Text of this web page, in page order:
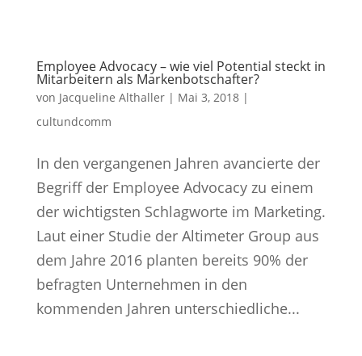
Employee Advocacy – wie viel Potential steckt in
Mitarbeitern als Markenbotschafter?
von Jacqueline Althaller| Mai 3, 2018|
cultundcomm
In den vergangenen Jahren avancierte der
Begriff der Employee Advocacy zu einem
der wichtigsten Schlagworte im Marketing.
Laut einer Studie der Altimeter Group aus
dem Jahre 2016 planten bereits 90% der
befragten Unternehmen in den
kommenden Jahren unterschiedliche...